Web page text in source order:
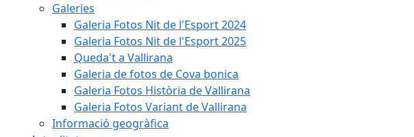
Galeries
Galeria Fotos Nit de l'Esport 2024
Galeria Fotos Nit de l'Esport 2025
Queda't a Vallirana
Galeria de fotos de Cova bonica
Galeria Fotos Història de Vallirana
Galeria Fotos Variant de Vallirana
Informació geogràfica